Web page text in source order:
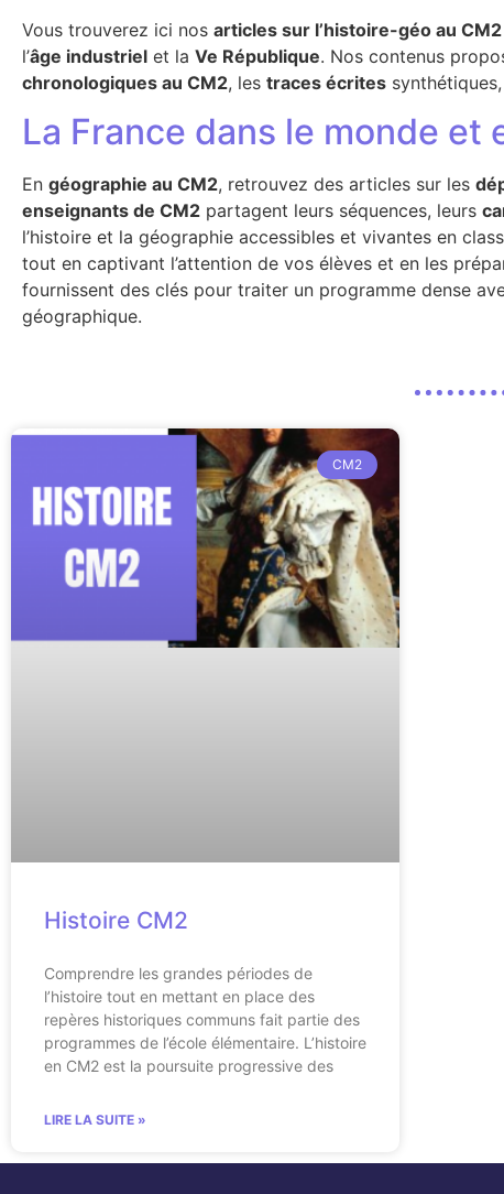
Vous trouverez ici nos articles sur l’histoire-géo au CM2
l’âge industriel et la Ve République. Nos contenus
chronologiques au CM2, les traces écrites
La France dans le monde
En géographie au CM2, retrouvez des articles sur les
enseignants de CM2 partagent leurs séquences, leurs
l’histoire et la géographie accessibles et vivantes en
tout en captivant l’attention de vos élèves et en les
fournissent des clés pour traiter un programme dense
géographique.
CM2
Histoire CM2
Comprendre les grandes périodes de
l’histoire tout en mettant en place des
repères historiques communs fait partie des
programmes de l’école élémentaire. L’histoire
en CM2 est la poursuite progressive des
LIRE LA SUITE »